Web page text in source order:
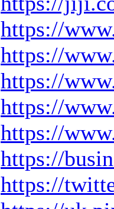
https://
https://
https://
https://
https://
https://
https://